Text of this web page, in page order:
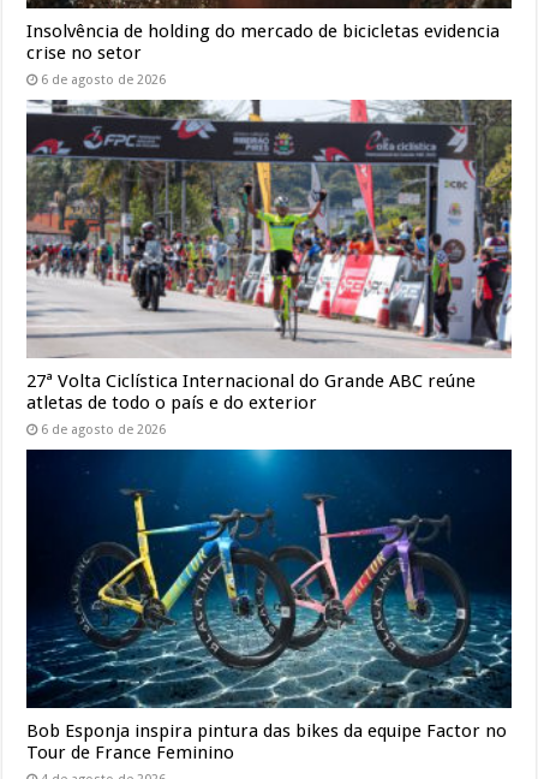
Insolvência de holding do mercado de bicicletas evidencia
crise no setor
6 de agosto de 2026
27ª Volta Ciclística Internacional do Grande ABC reúne
atletas de todo o país e do exterior
6 de agosto de 2026
Bob Esponja inspira pintura das bikes da equipe Factor no
Tour de France Feminino